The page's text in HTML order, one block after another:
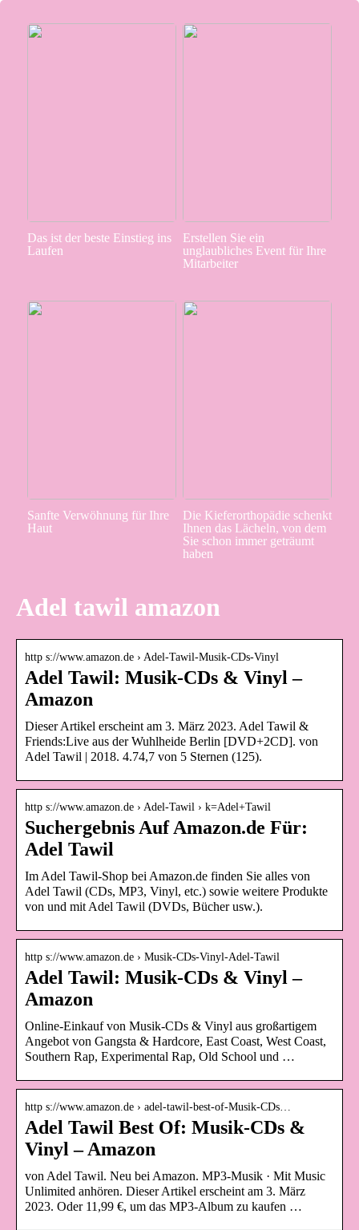
Das ist der beste Einstieg ins
Laufen
Erstellen Sie ein
unglaubliches Event für Ihre
Mitarbeiter
Sanfte Verwöhnung für Ihre
Haut
Die Kieferorthopädie schenkt
Ihnen das Lächeln, von dem
Sie schon immer geträumt
haben
Adel tawil amazon
http s://www.amazon.de › Adel-Tawil-Musik-CDs-Vinyl
Adel Tawil: Musik-CDs & Vinyl –
Amazon
Dieser Artikel erscheint am 3. März 2023. Adel Tawil &
Friends:Live aus der Wuhlheide Berlin [DVD+2CD]. von
Adel Tawil | 2018. 4.74,7 von 5 Sternen (125).
http s://www.amazon.de › Adel-Tawil › k=Adel+Tawil
Suchergebnis Auf Amazon.de Für:
Adel Tawil
Im Adel Tawil-Shop bei Amazon.de finden Sie alles von
Adel Tawil (CDs, MP3, Vinyl, etc.) sowie weitere Produkte
von und mit Adel Tawil (DVDs, Bücher usw.).
http s://www.amazon.de › Musik-CDs-Vinyl-Adel-Tawil
Adel Tawil: Musik-CDs & Vinyl –
Amazon
Online-Einkauf von Musik-CDs & Vinyl aus großartigem
Angebot von Gangsta & Hardcore, East Coast, West Coast,
Southern Rap, Experimental Rap, Old School und …
http s://www.amazon.de › adel-tawil-best-of-Musik-CDs…
Adel Tawil Best Of: Musik-CDs &
Vinyl – Amazon
von Adel Tawil. Neu bei Amazon. MP3-Musik · Mit Music
Unlimited anhören. Dieser Artikel erscheint am 3. März
2023. Oder 11,99 €, um das MP3-Album zu kaufen …